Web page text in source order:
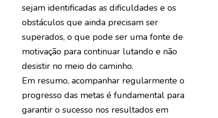
sejam identificadas as dificuldades e os
obstáculos que ainda precisam ser
superados, o que pode ser uma fonte de
motivação para continuar lutando e não
desistir no meio do caminho.
Em resumo, acompanhar regularmente o
progresso das metas é fundamental para
garantir o sucesso nos resultados em